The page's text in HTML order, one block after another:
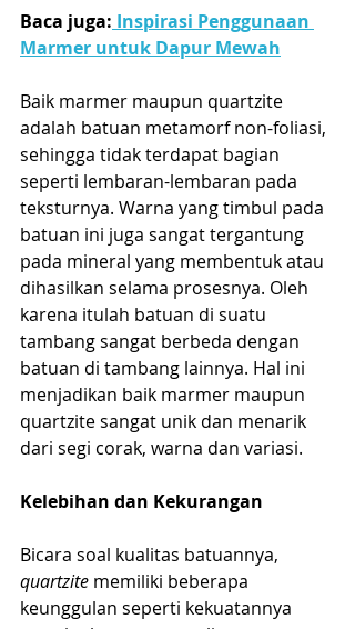
Baca juga: Inspirasi Penggunaan
Marmer untuk Dapur Mewah
Baik marmer maupun quartzite
adalah batuan metamorf non-foliasi,
sehingga tidak terdapat bagian
seperti lembaran-lembaran pada
teksturnya. Warna yang timbul pada
batuan ini juga sangat tergantung
pada mineral yang membentuk atau
dihasilkan selama prosesnya. Oleh
karena itulah batuan di suatu
tambang sangat berbeda dengan
batuan di tambang lainnya. Hal ini
menjadikan baik marmer maupun
quartzite sangat unik dan menarik
dari segi corak, warna dan variasi.
Kelebihan dan Kekurangan
Bicara soal kualitas batuannya,
quartzite memiliki beberapa
keunggulan seperti kekuatannya